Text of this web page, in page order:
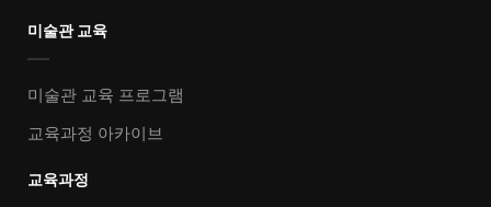
미술관 교육
미술관 교육 프로그램
교육과정 아카이브
교육과정